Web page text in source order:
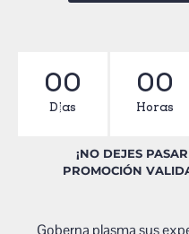
00
Días
00
Horas
¡NO DEJES
PROMOCIÓN
Goberna plasma sus